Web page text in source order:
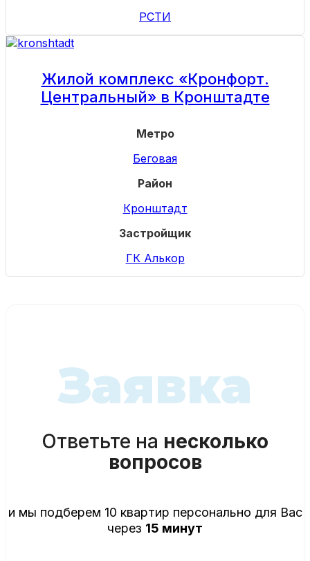
РСТИ
Жилой комплекс «Кронфорт.
Центральный» в Кронштадте
Метро
Беговая
Район
Кронштадт
Застройщик
ГК Алькор
Заявка
Ответьте на несколько
вопросов
и мы подберем 10 квартир персонально для Вас
через 15 минут